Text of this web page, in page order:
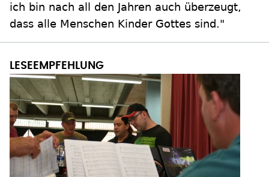
ich bin nach all den Jahren auch überzeugt,
dass alle Menschen Kinder Gottes sind."